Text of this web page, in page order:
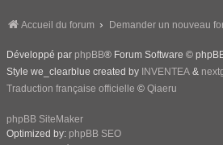
Accueil du forum Demander un nouveau
Développé par phpBB® Forum Software ©
Style we_clearblue created by INVENTEA &
Traduction française officielle © Qiaeru
phpBB SiteMaker
Optimized by: phpBB SEO